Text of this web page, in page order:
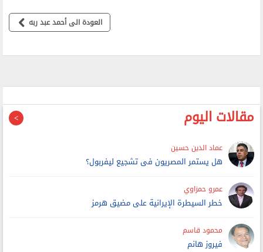
العودة الى أحمد عبد ربه
مقالات اليوم
عماد الدين حسين
هل يستمر المصريون فى تشجيع ليفربول؟
عمرو حمزاوي
خطر السيطرة الإيرانية على مضيق هرمز
محمود قاسم
فيروز هانم